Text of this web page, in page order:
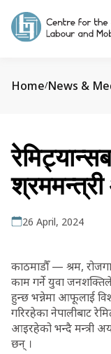
Home/News &
श्रममन्त्री
26 April, 2024
काठमाडौँ — श्रम,
काम गर्ने युवा
हुन्छ भन्नेमा आफूलाई
गरिरहेका नेपालीबाट
आइरहेको भन्दै मन्त्री
छन् ।